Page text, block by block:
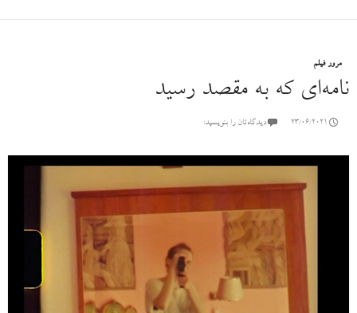
مرور فیلم
نامه‌ای که به مقصد رسید
23/06/2021 دیدگاه‌تان را بنویسید: